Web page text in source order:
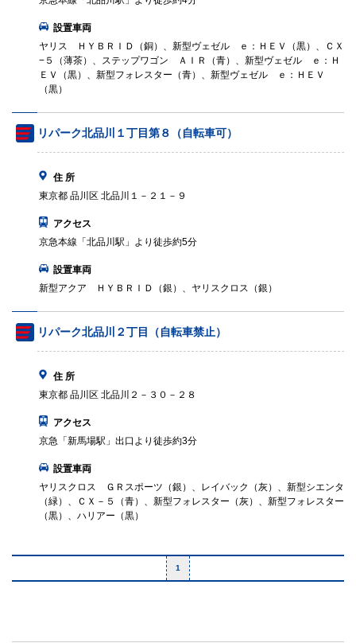
設置車両
ヤリス ＨＹＢＲＩＤ（銅）、新型ヴェゼル ｅ：ＨＥＶ（黒）、ＣＸ
−５（薄茶）、ステップワゴン ＡＩＲ（青）、新型ヴェゼル ｅ：Ｈ
ＥＶ（黒）、新型フォレスター（青）、新型ヴェゼル ｅ：ＨＥＶ
（黒）
リパーク北品川１丁目第８（自転車可）
住 所
東京都 品川区 北品川１－２１－９
アクセス
京急本線「北品川駅」より徒歩約5分
設置車両
新型アクア ＨＹＢＲＩＤ（銀）、ヤリスクロス（銀）
リパーク北品川２丁目（自転車禁止）
住 所
東京都 品川区 北品川２－３０－２８
アクセス
京急「新馬場駅」出口より徒歩約3分
設置車両
ヤリスクロス ＧＲスポーツ（銀）、レイバック（灰）、新型シエンタ
（緑）、ＣＸ－５（青）、新型フォレスター（灰）、新型フォレスター
（黒）、ハリアー（黒）
1